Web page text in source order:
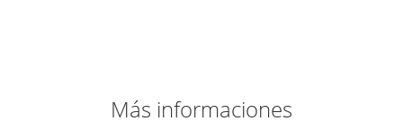
Más informaciones